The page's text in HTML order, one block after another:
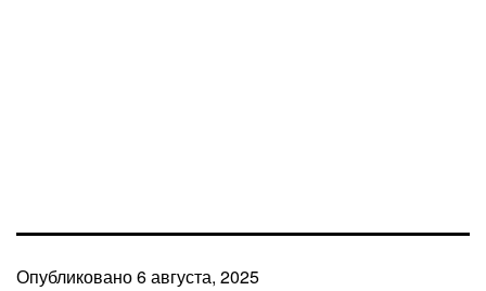
Опубликовано6 августа, 2025